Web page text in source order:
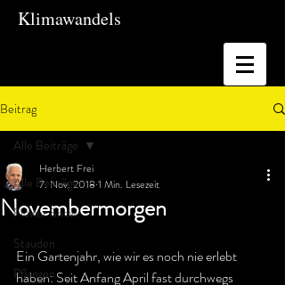
Klimawandels
Beitrag
Alle Beiträge
Flower Show
Stauden
Pflanzen
Alle Beiträge
Novembermorgen
Herbert Frei
7. Nov. 2018 1 Min. Lesezeit
Ein Gartenjahr, wie wir es noch nie erlebt
haben: Seit Anfang April fast durchwegs